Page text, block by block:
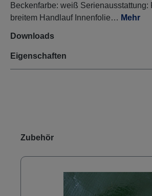
Beckenfarbe: weiß Serienausstattung:
breitem Handlauf Innenfolie… Mehr
Downloads
Eigenschaften
Produktgalerie überspringen
Zubehör